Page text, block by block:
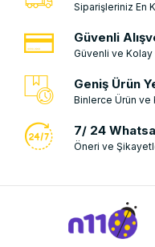
Siparişleriniz En
Güvenli
Güvenli ve
Geniş Ürün
Binlerce Ürün ve
7/ 24
Öneri ve